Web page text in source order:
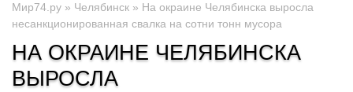
Мир74.ру » Челябинск » На окраине Челябинска выросла
несанкционированная свалка на сотни тонн мусора
НА ОКРАИНЕ ЧЕЛЯБИНСКА
ВЫРОСЛА